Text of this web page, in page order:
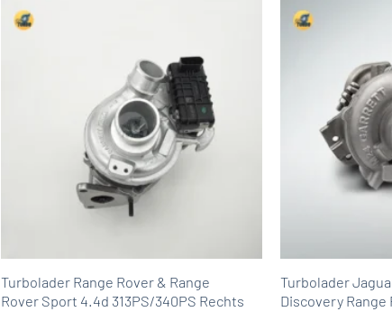
Turbolader Range Rover & Range
Rover Sport 4.4d 313PS/340PS Rechts
Turbolader
Discovery Range